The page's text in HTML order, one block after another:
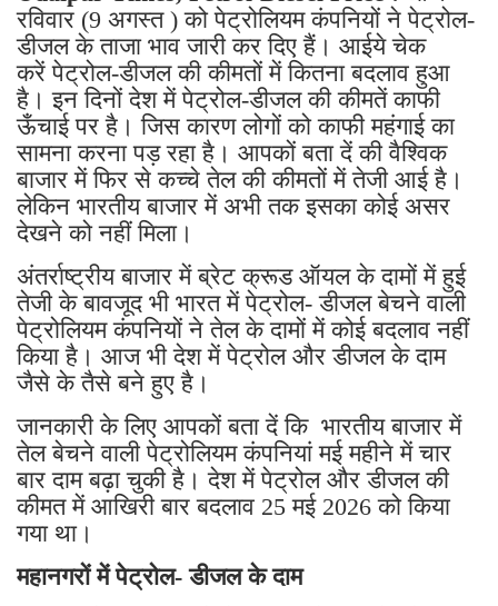
रविवार (9 अगस्त ) को पेट्रोलियम कंपनियों ने पेट्रोल-
डीजल के ताजा भाव जारी कर दिए हैं। आईये चेक
करें पेट्रोल-डीजल की कीमतों में कितना बदलाव हुआ
है। इन दिनों देश में पेट्रोल-डीजल की कीमतें काफी
ऊँचाई पर है। जिस कारण लोगों को काफी महंगाई का
सामना करना पड़ रहा है। आपकों बता दें की वैश्विक
बाजार में फिर से कच्चे तेल की कीमतों में तेजी आई है।
लेकिन भारतीय बाजार में अभी तक इसका कोई असर
देखने को नहीं मिला।
अंतर्राष्ट्रीय बाजार में ब्रेट क्रूड ऑयल के दामों में हुई
तेजी के बावजूद भी भारत में पेट्रोल- डीजल बेचने वाली
पेट्रोलियम कंपनियों ने तेल के दामों में कोई बदलाव नहीं
किया है। आज भी देश में पेट्रोल और डीजल के दाम
जैसे के तैसे बने हुए है।
जानकारी के लिए आपकों बता दें कि भारतीय बाजार में
तेल बेचने वाली पेट्रोलियम कंपनियां मई महीने में चार
बार दाम बढ़ा चुकी है। देश में पेट्रोल और डीजल की
कीमत में आखिरी बार बदलाव 25 मई 2026 को किया
गया था।
महानगरों में पेट्रोल- डीजल के दाम